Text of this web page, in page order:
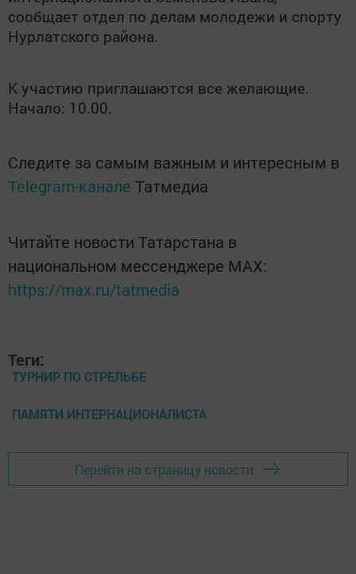
сообщает отдел по делам молодежи и спорту
Нурлатского района.
К участию приглашаются все желающие.
Начало: 10.00.
Следите за самым важным и интересным в
Telegram-канале Татмедиа
Читайте новости Татарстана в
национальном мессенджере MАХ:
https://max.ru/tatmedia
Теги:
ТУРНИР ПО СТРЕЛЬБЕ
ПАМЯТИ ИНТЕРНАЦИОНАЛИСТА
Перейти на страницу новости